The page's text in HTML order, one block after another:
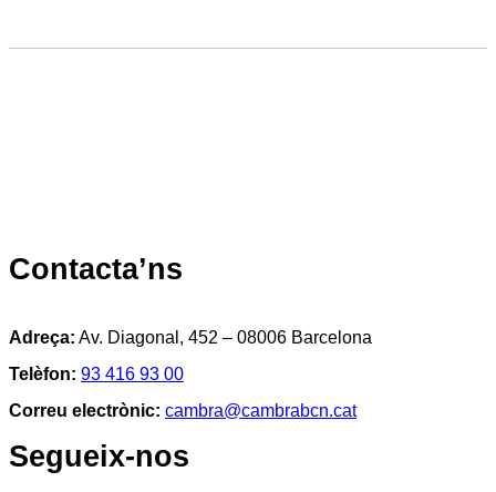
Contacta’ns
Adreça: Av. Diagonal, 452 – 08006 Barcelona
Telèfon: 93 416 93 00
Correu electrònic: cambra@cambrabcn.cat
Segueix-nos